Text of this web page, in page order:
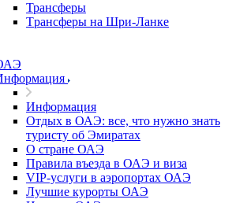
Трансферы
Tрансферы на Шри-Ланке
Информация
Отдых в ОАЭ: все, что нужно знать
туристу об Эмиратах
О стране ОАЭ
Правила въезда в ОАЭ и виза
VIP-услуги в аэропортах ОАЭ
Лучшие курорты ОАЭ